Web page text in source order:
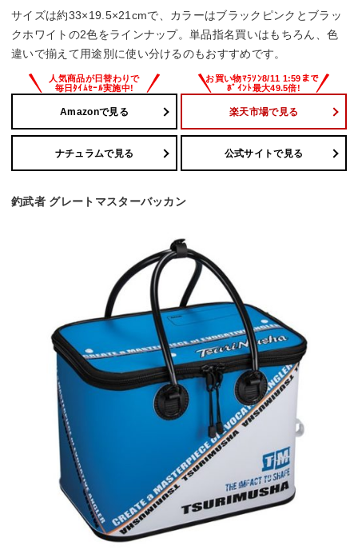
サイズは約33×19.5×21cmで、カラーはブラックピンクとブラッ
クホワイトの2色をラインナップ。単品指名買いはもちろん、色
違いで揃えて用途別に使い分けるのもおすすめです。
Amazonで見る 楽天市場で見る
ナチュラムで見る 公式サイトで見る
釣武者 グレートマスターバッカン